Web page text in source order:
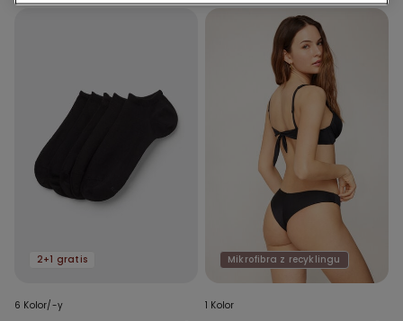
2+1 gratis
6 Kolor/-y
Mikrofibra z recyklingu
1 Kolor